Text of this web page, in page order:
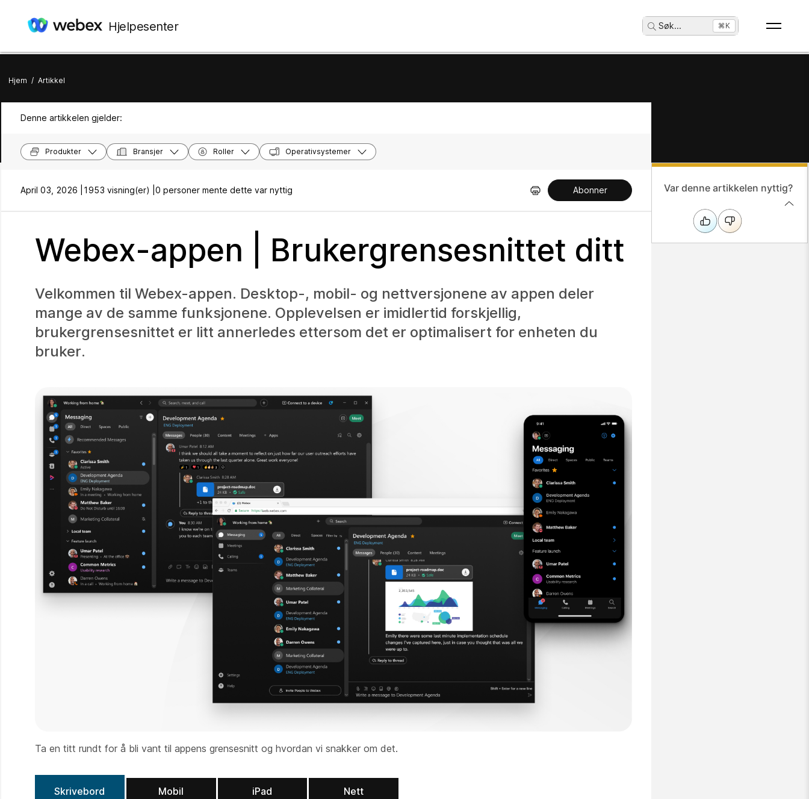
Hjelpesenter Søk... ⌘K
Hjem / Artikkel
Denne artikkelen gjelder:
Produkter Bransjer Roller Operativsystemer
April 03, 2026 | 1953 visning(er) | 0 personer mente dette var nyttig Abonner
Webex-appen | Brukergrensesnittet ditt
Velkommen til Webex-appen. Desktop-, mobil- og nettversjonene av appen deler
mange av de samme funksjonene. Opplevelsen er imidlertid forskjellig,
brukergrensesnittet er litt annerledes ettersom det er optimalisert for enheten du
bruker.
Ta en titt rundt for å bli vant til appens grensesnitt og hvordan vi snakker om det.
Skrivebord Mobil iPad Nett
Var denne artikkelen nyttig?